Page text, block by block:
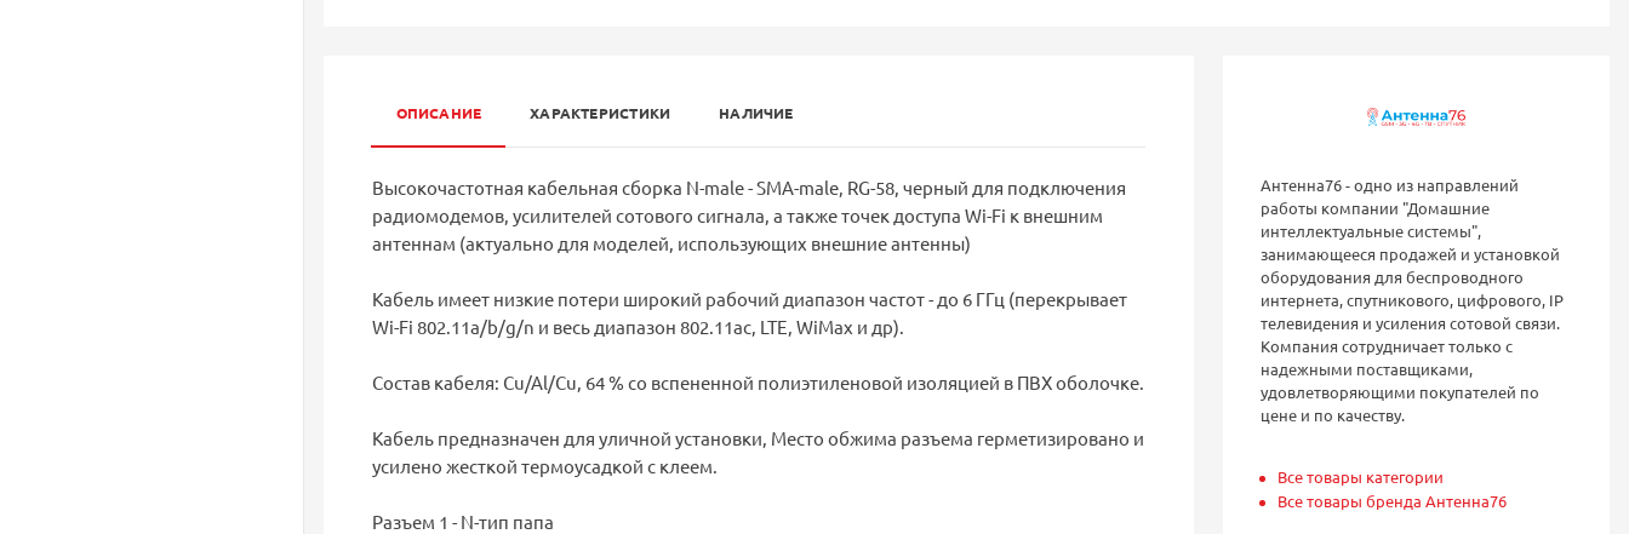
ОПИСАНИЕ ХАРАКТЕРИСТИКИ НАЛИЧИЕ
Высокочастотная кабельная сборка N-male - SMA-male, RG-58, черный для подключения
радиомодемов, усилителей сотового сигнала, а также точек доступа Wi-Fi к внешним
антеннам (актуально для моделей, использующих внешние антенны)
Кабель имеет низкие потери широкий рабочий диапазон частот - до 6 ГГц (перекрывает
Wi-Fi 802.11a/b/g/n и весь диапазон 802.11ac, LTE, WiMax и др).
Состав кабеля: Cu/Al/Cu, 64 % со вспененной полиэтиленовой изоляцией в ПВХ оболочке.
Кабель предназначен для уличной установки, Место обжима разъема герметизировано и
усилено жесткой термоусадкой с клеем.
Разъем 1 - N-тип папа
Антенна76 - одно из направлений
работы компании "Домашние
интеллектуальные системы",
занимающееся продажей и установкой
оборудования для беспроводного
интернета, спутникового, цифрового, IP
телевидения и усиления сотовой связи.
Компания сотрудничает только с
надежными поставщиками,
удовлетворяющими покупателей по
цене и по качеству.
Все товары категории
Все товары бренда Антенна76